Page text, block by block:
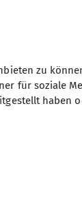
zu
für soziale
haben